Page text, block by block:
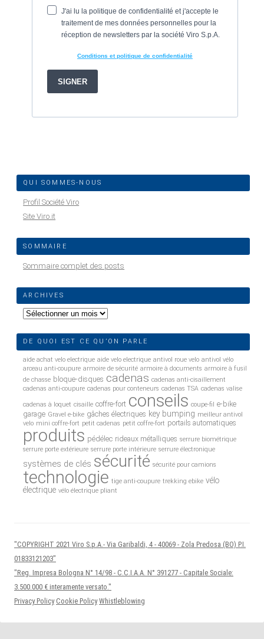
QUI SOMMES-NOUS
Profil Société Viro
Site Viro.it
SOMMAIRE
Sommaire complet des posts
ARCHIVES
Archives
DE QUOI EST CE QU’ON PARLE
aide achat velo electrique aide velo electrique antivol roue velo antivol vélo
arceau anti-coupure armoire de sécurité armoire à documents armoire à fusil
de chasse bloque-disques cadenas cadenas anti-cisaillement
cadenas anti-coupure cadenas pour conteneurs cadenas TSA cadenas valise
cadenas à loquet cisaille coffre-fort conseils coupe-fil e-bike
garage Gravel e-bike gâches électriques key bumping meilleur antivol
velo mini coffre-fort petit cadenas petit coffre-fort portails automatiques
produits pédélec rideaux métalliques serrure biométrique
serrure porte extérieure serrure porte intérieure serrure électronique
systèmes de clés sécurité sécurité pour camions
technologie tige anti-coupure trekking ebike vélo
électrique vélo électrique pliant
"COPYRIGHT 2021 Viro S.p.A.- Via Garibaldi, 4 - 40069 - Zola Predosa (BO) P.I.
01833121203"
"Reg. Impresa Bologna N° 14/98 - C.C.I.A.A. N° 391277 - Capitale Sociale:
3.500.000 € interamente versato."
Privacy Policy Cookie Policy Whistleblowing